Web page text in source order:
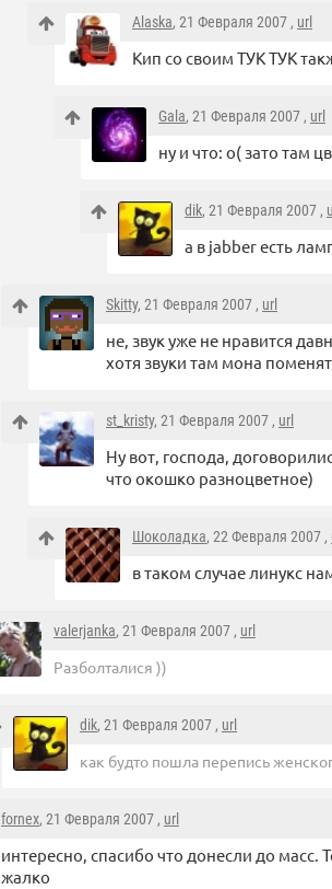
Alaska, 21 Февраля 2007 , url
Кип со своим ТУК ТУК
Gala, 21 Февраля 2007 , url
ну и что: о( зато там
dik, 21 Февраля 2007 ,
а в jabber есть
Skitty, 21 Февраля 2007 , url
не, звук уже не нравится
хотя звуки там мона
st_kristy, 21 Февраля 2007 , url
Ну вот, господа,
что окошко разноцветное)
Шоколадка, 22 Февраля 2007 ,
в таком случае линукс
valerjanka, 21 Февраля 2007 , url
Разболталися ))
dik, 21 Февраля 2007 , url
как будто пошла перепись
fornex, 21 Февраля 2007 , url
интересно, спасибо что донесли до масс.
жалко